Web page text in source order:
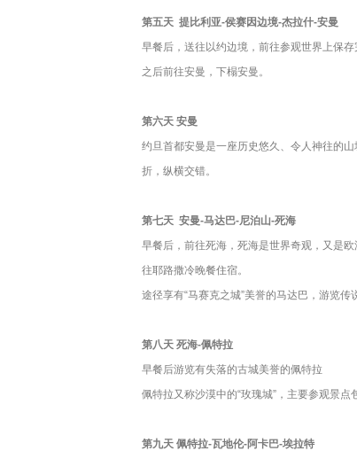
第五天 提比利亚-侯赛因边境-杰拉什-安曼
早餐后，送往以约边境，前往参观世界上保
之后前往安曼，下榻安曼。
第六天 安曼
约旦首都安曼是一座历史悠久、令人神往的
折，纵横交错。
第七天 安曼-马达巴-尼泊山-死海
早餐后，前往死海，死海是世界奇观，又是
往耶路撒冷晚餐住宿。
途径享有“马赛克之城”美誉的马达巴，游览
第八天 死海-佩特拉
早餐后游览有失落的古城美誉的佩特拉
佩特拉又称沙漠中的“玫瑰城”，主要参观景
第九天 佩特拉-瓦地伦-阿卡巴-埃拉特